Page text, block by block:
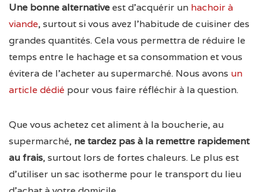
Une bonne alternativeest d’acquérir un hachoir à
viande, surtout si vous avez l’habitude de cuisiner des
grandes quantités. Cela vous permettra de réduire le
temps entre le hachage et sa consommation et vous
évitera de l’acheter au supermarché. Nous avons un
article dédié pour vous faire réfléchir à la question.
Que vous achetez cet aliment à la boucherie, au
supermarché, ne tardez pas à la remettre rapidement
au frais, surtout lors de fortes chaleurs. Le plus est
d’utiliser un sac isotherme pour le transport du lieu